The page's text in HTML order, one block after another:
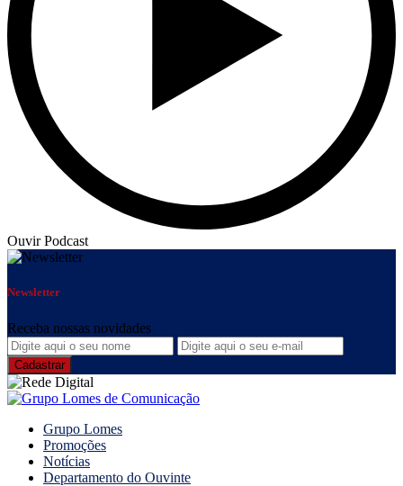
Ouvir Podcast
Newsletter
Receba nossas novidades
Grupo Lomes
Promoções
Notícias
Departamento do Ouvinte